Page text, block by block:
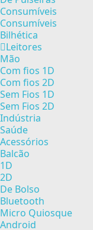
Consumíveis
Consumíveis
Bilhética
Leitores
Mão
Com fios 1D
Com fios 2D
Sem Fios 1D
Sem Fios 2D
Indústria
Saúde
Acessórios
Balcão
1D
2D
De Bolso
Bluetooth
Micro Quiosque
Android